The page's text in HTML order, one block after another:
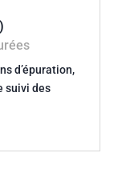
d’épuration,
suivi des